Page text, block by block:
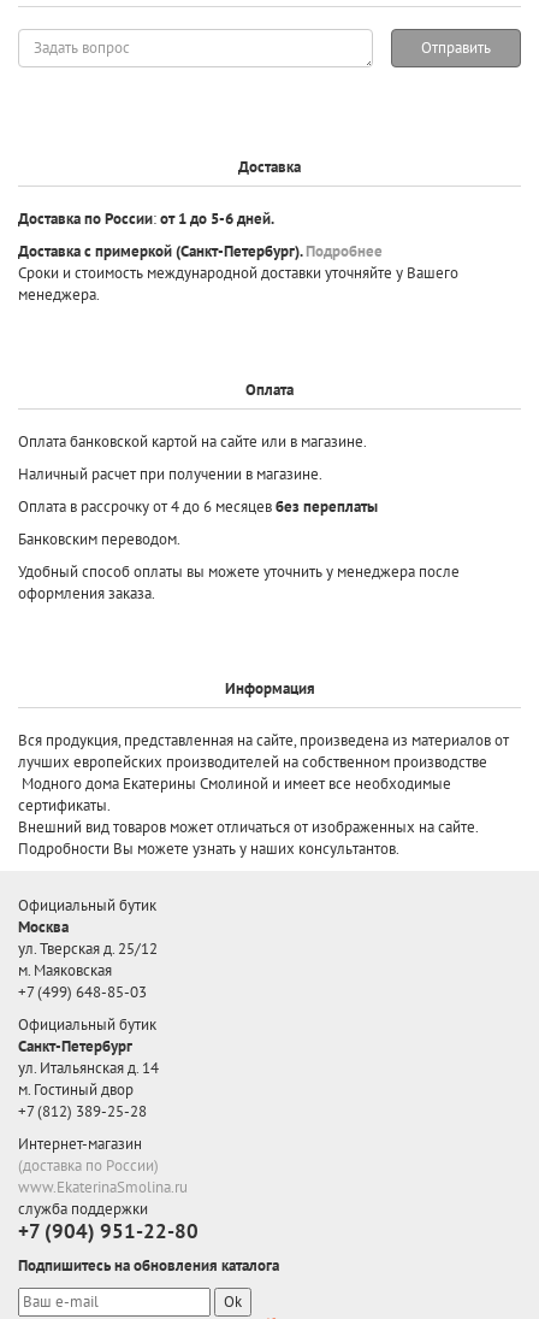
Задать
вопрос
Отправить
Доставка
Доставка по России:от 1 до 5-6 дней.
Доставка с примеркой(Санкт-Петербург).Подробнее
Сроки и стоимость международной доставки уточняйте у Вашего
менеджера.
Оплата
Оплата банковской картой на сайте или в магазине.
Наличный расчет при получении в магазине.
Оплата в рассрочку от 4 до 6 месяцевбез переплаты
Банковским переводом.
Удобный способ оплаты вы можете уточнить у менеджера после
оформления заказа.
Информация
Вся продукция, представленная на сайте, произведена из материалов от
лучших европейских производителей на собственном производстве
Модного дома Екатерины Смолиной и имеет все необходимые
сертификаты.
Внешний вид товаров может отличаться от изображенных на сайте.
Подробности Вы можете узнать у наших консультантов.
Официальный бутик
Москва
ул. Тверская д. 25/12
м. Маяковская
+7 (499) 648-85-03
Официальный бутик
Санкт-Петербург
ул. Итальянская д. 14
м. Гостиный двор
+7 (812) 389-25-28
Интернет-магазин
(доставка по России)
www.EkaterinaSmolina.ru
служба поддержки
+7 (904) 951-22-80
Подпишитесь на обновления каталога
Ok